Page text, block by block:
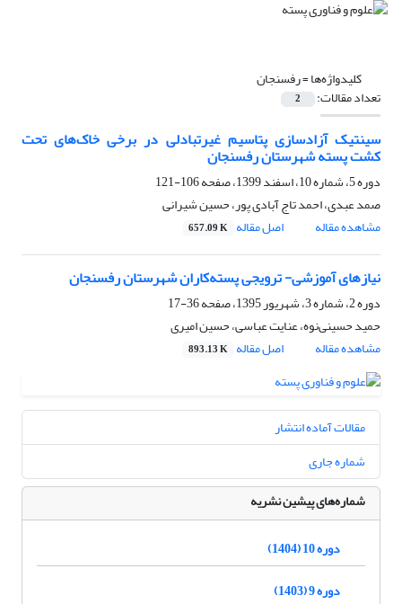
کلیدواژه‌ها =رفسنجان
تعداد مقالات: 2
سینتیک آزادسازی پتاسیم غیرتبادلی در برخی خاک‌های تحت
کشت پسته شهرستان رفسنجان
دوره 5، شماره 10، اسفند 1399، صفحه
106-121
صمد عبدی، احمد تاج آبادی پور، حسین شیرانی
مشاهده مقاله
اصل مقاله 657.09 K
نیازهای آموزشی- ترویجی پسته‌کاران شهرستان رفسنجان
دوره 2، شماره 3، شهریور 1395، صفحه
36-17
حمید حسینی‌نوه، عنایت عباسی، حسین امیری
مشاهده مقاله
اصل مقاله 893.13 K
مقالات آماده انتشار
شماره جاری
شماره‌های پیشین نشریه
دوره 10 (1404)
دوره 9 (1403)